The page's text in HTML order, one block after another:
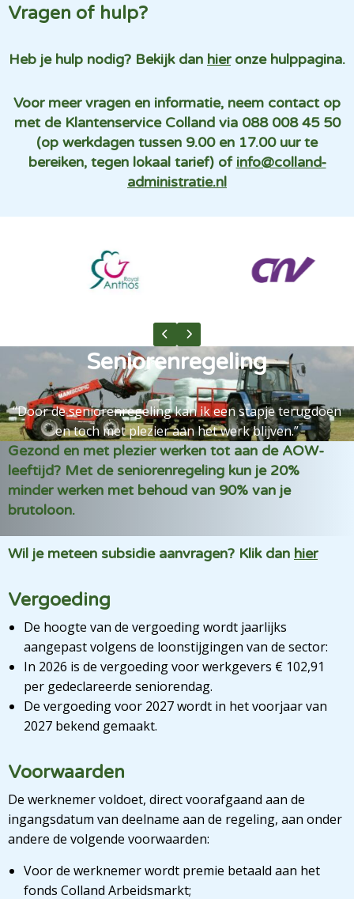
Vragen of hulp?
Heb je hulp nodig? Bekijk dan hieronze hulppagina.
Voor meer vragen en informatie, neem contact op
met de Klantenservice Colland via 088 008 45 50
(op werkdagen tussen 9.00 en 17.00 uur te
bereiken, tegen lokaal tarief) of info@colland-
administratie.nl
Previous slideNext slide
Seniorenregeling
“Door de seniorenregeling kan ik een stapje terugdoen
en toch met plezier aan het werk blijven.”
Gezond en met plezier werken tot aan de AOW-
leeftijd? Met de seniorenregeling kun je 20%
minder werken met behoud van 90% van je
brutoloon.
Wil je meteen subsidie aanvragen? Klik dan hier
Vergoeding
De hoogte van de vergoeding wordt jaarlijks
aangepast volgens de loonstijgingen van de sector:
In 2026 is de vergoeding voor werkgevers € 102,91
per gedeclareerde seniorendag.
De vergoeding voor 2027 wordt in het voorjaar van
2027 bekend gemaakt.
Voorwaarden
De werknemer voldoet, direct voorafgaand aan de
ingangsdatum van deelname aan de regeling, aan onder
andere de volgende voorwaarden:
Voor de werknemer wordt premie betaald aan het
fonds Colland Arbeidsmarkt;